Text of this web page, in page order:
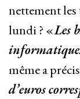
nettement les
lundi ? «Les
même a
d’euros